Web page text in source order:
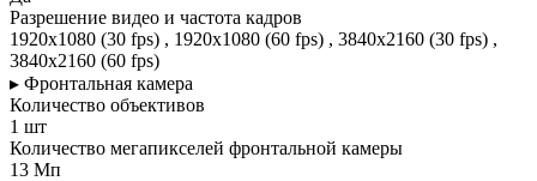
Разрешение видео и частота кадров
1920x1080 (30 fps) , 1920x1080 (60 fps) , 3840x2160 (30 fps) ,
3840x2160 (60 fps)
▸ Фронтальная камера
Количество объективов
1 шт
Количество мегапикселей фронтальной камеры
13 Мп